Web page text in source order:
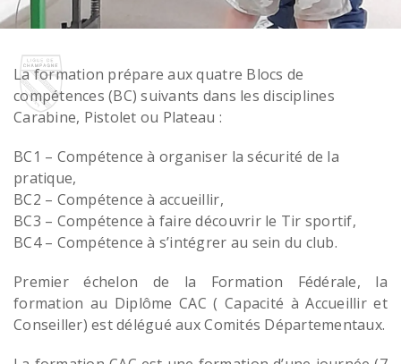
La formation prépare aux quatre Blocs de
compétences (BC) suivants dans les disciplines
Carabine, Pistolet ou Plateau :
BC1 – Compétence à organiser la sécurité de la
pratique,
BC2 – Compétence à accueillir,
BC3 – Compétence à faire découvrir le Tir sportif,
BC4 – Compétence à s’intégrer au sein du club.
Premier échelon de la Formation Fédérale, la
formation au Diplôme CAC ( Capacité à Accueillir et
Conseiller) est délégué aux Comités Départementaux.